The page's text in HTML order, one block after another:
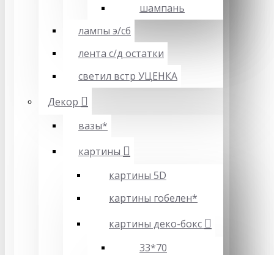
шампань
лампы э/сб
лента с/д остатки
светил встр УЦЕНКА
Декор
вазы*
картины
картины 5D
картины гобелен*
картины деко-бокс
33*70